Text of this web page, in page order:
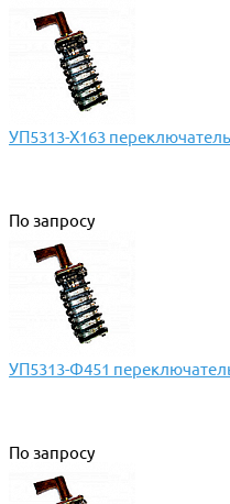
УП5313-Х163
По запросу
УП5313-Ф451
По запросу